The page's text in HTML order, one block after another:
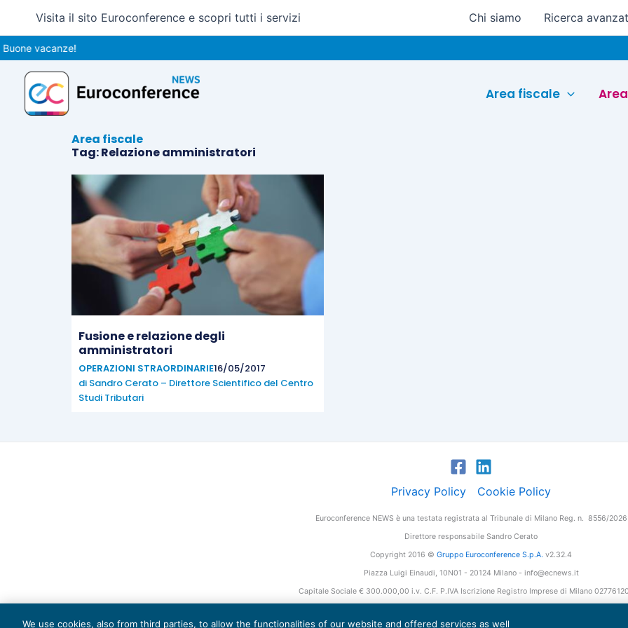
contenuto
Visita il sito Euroconference e scopri tutti i servizi Chi siamo Ricerca
vacanze!
Area fiscale
Area fiscale
Tag: Relazione amministratori
Fusione e relazione degli
amministratori
OPERAZIONI STRAORDINARIE16/05/2017
di Sandro Cerato – Direttore Scientifico del Centro
Studi Tributari
Privacy Policy Cookie Policy
Euroconference NEWS è una testata registrata al Tribunale di Milano Reg. n. 8556/2026
Direttore responsabile Sandro Cerato
Copyright 2016 © Gruppo Euroconference S.p.A. v2.32.4
Piazza Luigi Einaudi, 10N01 - 20124 Milano - info@ecnews.it
Capitale Sociale € 300.000,00 i.v. C.F. P.IVA Iscrizione Registro Imprese di Milano
We use cookies, also from third parties, to allow the functionalities of our website and offered services as well